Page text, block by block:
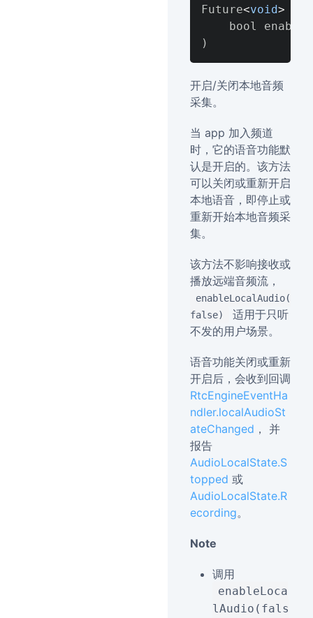
Future<void>
)
开启/关闭本地音频
采集。
当 app 加入频道
时，它的语音功能默
认是开启的。该方法
可以关闭或重新开启
本地语音，即停止或
重新开始本地音频采
集。
该方法不影响接收或
播放远端音频流，
enableLocalAudio(
false)
适用于只听
不发的用户场景。
语音功能关闭或重新
开启后，会收到回调
RtcEngineEventHa
ndler.localAudioSt
ateChanged ， 并
报告
AudioLocalState.S
topped 或
AudioLocalState.R
ecording。
Note
调用
enableLoca
lAudio(fals